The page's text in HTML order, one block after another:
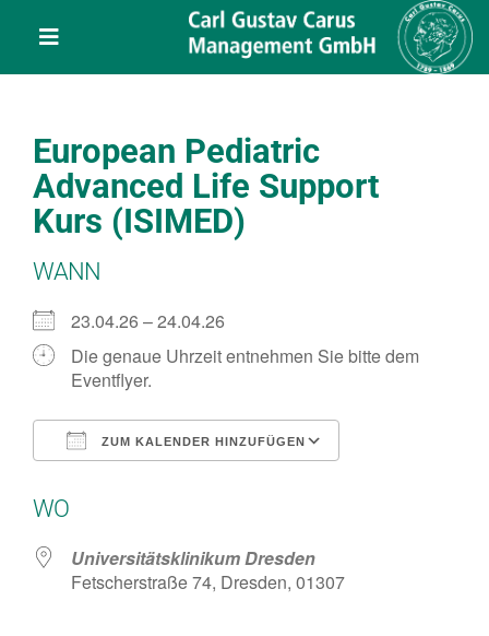
Toggle
Navigation
Über uns
Veranstaltungen
Projekte
Service
Kontakt
European Pediatric
Advanced Life Support
Kurs (ISIMED)
WANN
23.04.26 – 24.04.26
Die genaue Uhrzeit entnehmen Sie bitte dem
Eventflyer.
ZUM KALENDER HINZUFÜGEN
WO
Universitätsklinikum Dresden
Fetscherstraße 74, Dresden, 01307